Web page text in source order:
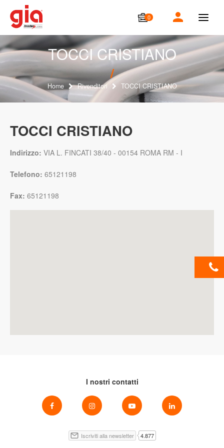
0
T
g
g
l
n
a
v
i
TOCCI CRISTIANO
Home Rivenditori TOCCI CRISTIANO
TOCCI CRISTIANO
Indirizzo: VIA L. FINCATI 38/40 - 00154 ROMA RM - I
Telefono: 65121198
Fax: 65121198
I nostri contatti